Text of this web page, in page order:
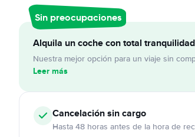
Sin preocupaciones
Alquila un coche con total tranquilidad
Nuestra mejor opción para un viaje sin
Leer más
Cancelaciónsin cargo
Hasta 48 horas antes de la hora de